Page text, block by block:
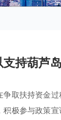
持葫芦
争取扶持资金
极参与政策